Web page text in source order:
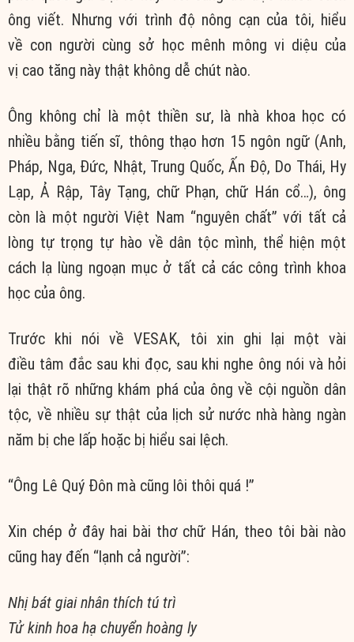
ông viết. Nhưng với trình độ nông cạn của tôi, hiểu
về con người cùng sở học mênh mông vi diệu của
vị cao tăng này thật không dễ chút nào.
Ông không chỉ là một thiền sư, là nhà khoa học có
nhiều bằng tiến sĩ, thông thạo hơn 15 ngôn ngữ(Anh,
Pháp, Nga, Đức, Nhật, Trung Quốc, Ấn Độ, Do Thái, Hy
Lạp, Ả Rập, Tây Tạng, chữ Phạn, chữ Hán cổ…), ông
còn là một ngườiViệt Nam “nguyên chất” với tất cả
lòng tự trọng tự hào về dân tộc mình, thể hiện một
cách lạ lùng ngoạn mục ở tất cả các công trình khoa
học của ông.
Trước khi nói về VESAK, tôi xin ghi lại một vài
điều tâm đắcsau khi đọc, sau khi nghe ông nói và hỏi
lại thật rõ những khám phácủa ông về cội nguồn dân
tộc, về nhiều sự thật của lịch sửnước nhà hàng ngàn
năm bị che lấp hoặc bị hiểu sai lệch.
“Ông Lê Quý Đôn mà cũng lôi thôi quá !”
Xin chép ở đây hai bài thơ chữ Hán, theo tôi bài nào
cũng hay đến “lạnh cả người”:
Nhị bát giai nhân thích tú trì
Tử kinh hoa hạ chuyển hoàng ly